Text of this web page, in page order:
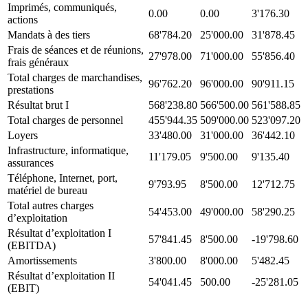
Imprimés, communiqués,
actions
0.00 0.00
3'176.30
Mandats à des tiers
68'784.20 25'000.00
31'878.45
Frais de séances et de réunions,
frais généraux
27'978.00 71'000.00
55'856.40
Total charges de marchandises,
prestations
96'762.20 96'000.00
90'911.15
Résultat brut I
568'238.80 566'500.00 561'588.85
Total charges de personnel
455'944.35 509'000.00 523'097.20
Loyers
33'480.00 31'000.00
36'442.10
Infrastructure, informatique,
assurances
11'179.05 9'500.00
9'135.40
Téléphone, Internet, port,
matériel de bureau
9'793.95 8'500.00
12'712.75
Total autres charges
d’exploitation
54'453.00 49'000.00
58'290.25
Résultat d’exploitation I
(EBITDA)
57'841.45 8'500.00
-19'798.60
Amortissements
3'800.00 8'000.00
5'482.45
Résultat d’exploitation II
(EBIT)
54'041.45 500.00
-25'281.05